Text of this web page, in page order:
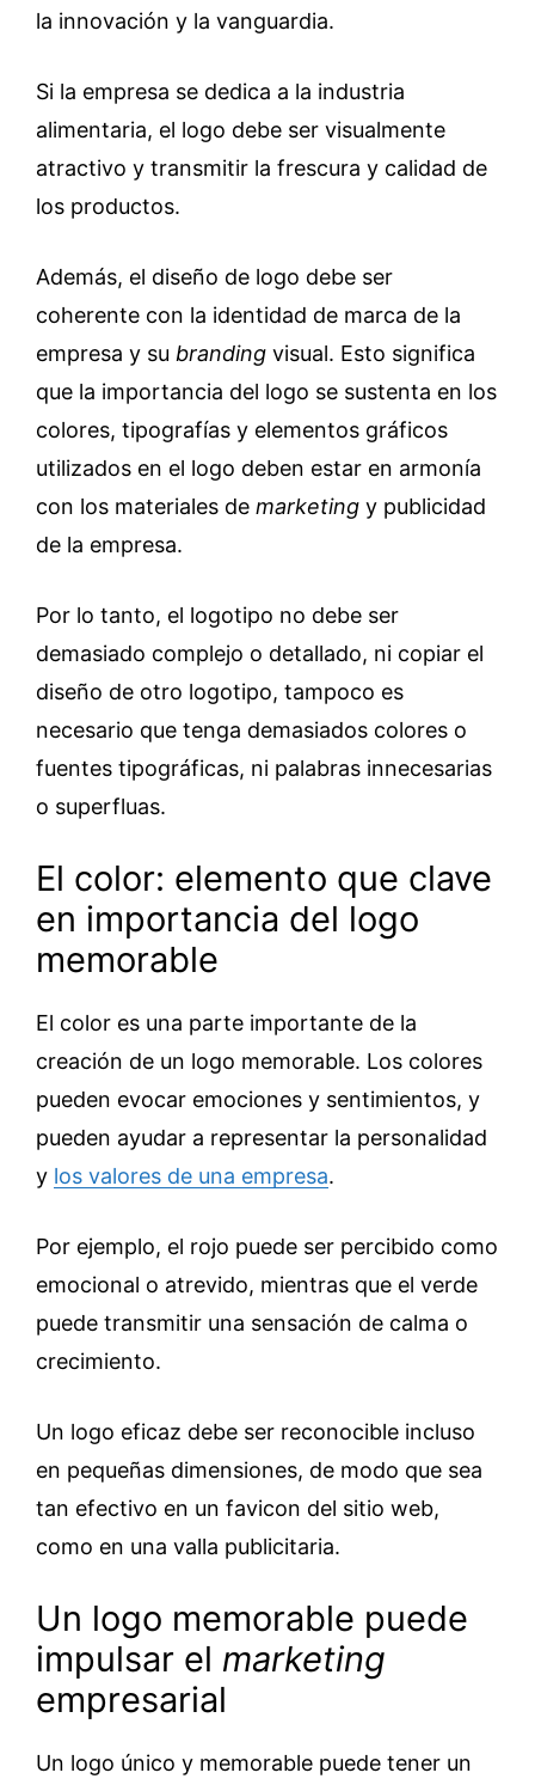
la innovación y la vanguardia.
Si la empresa se dedica a la industria
alimentaria, el logo debe ser visualmente
atractivo y transmitir la frescura y calidad de
los productos.
Además, el diseño de logo debe ser
coherente con la identidad de marca de la
empresa y su branding visual. Esto significa
que la importancia del logo se sustenta en los
colores, tipografías y elementos gráficos
utilizados en el logo deben estar en armonía
con los materiales de marketing y publicidad
de la empresa.
Por lo tanto, el logotipo no debe ser
demasiado complejo o detallado, ni copiar el
diseño de otro logotipo, tampoco es
necesario que tenga demasiados colores o
fuentes tipográficas, ni palabras innecesarias
o superfluas.
El color: elemento que clave
en importancia del logo
memorable
El color es una parte importante de la
creación de un logo memorable. Los colores
pueden evocar emociones y sentimientos, y
pueden ayudar a representar la personalidad
y los valores de una empresa.
Por ejemplo, el rojo puede ser percibido como
emocional o atrevido, mientras que el verde
puede transmitir una sensación de calma o
crecimiento.
Un logo eficaz debe ser reconocible incluso
en pequeñas dimensiones, de modo que sea
tan efectivo en un favicon del sitio web,
como en una valla publicitaria.
Un logo memorable puede
impulsar el marketing
empresarial
Un logo único y memorable puede tener un